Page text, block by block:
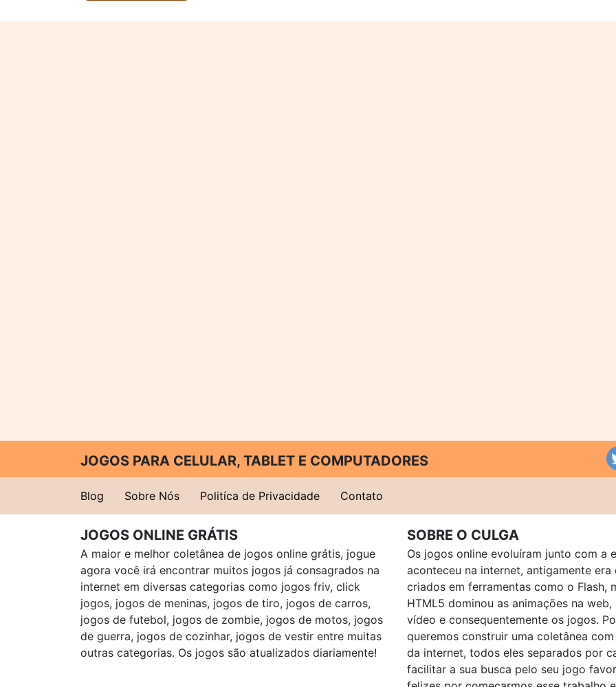
JOGOS PARA CELULAR, TABLET E COMPUTADORES
Blog Sobre Nós Politíca de Privacidade Contato
JOGOS ONLINE GRÁTIS
A maior e melhor coletânea de jogos online grátis, jogue
agora você irá encontrar muitos jogos já consagrados na
internet em diversas categorias como jogos friv, click
jogos, jogos de meninas, jogos de tiro, jogos de carros,
jogos de futebol, jogos de zombie, jogos de motos, jogos
de guerra, jogos de cozinhar, jogos de vestir entre muitas
outras categorias. Os jogos são atualizados diariamente!
SOBRE O CULGA
Os jogos online evoluíram junto com a
aconteceu na internet, antigamente
criados em ferramentas como o Flash,
HTML5 dominou as animações na
vídeo e consequentemente os jogos.
queremos construir uma coletânea
da internet, todos eles separados por
facilitar a sua busca pelo seu jogo